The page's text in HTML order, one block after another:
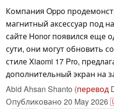
Компания Oppo
магнитный аксессуар под
сайте Honor появился еще
сути, они могут обновить
стиле Xiaomi 17 Pro,
дополнительный экран на
Abid Ahsan Shanto (перевод
Опубликовано 20 May 2026